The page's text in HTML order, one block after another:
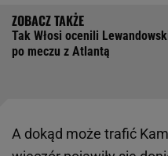
Tak Włosi ocenili
po meczu z Atlantą
A dokąd może trafić